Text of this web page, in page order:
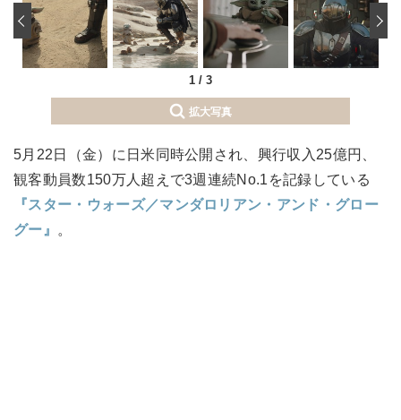
1 / 3
‹
拡大写真
5月22日（金）に日米同時公開され、興行収入25億円、
観客動員数150万人超えで3週連続No.1を記録している
『スター・ウォーズ／マンダロリアン・アンド・グロー
グー』
。